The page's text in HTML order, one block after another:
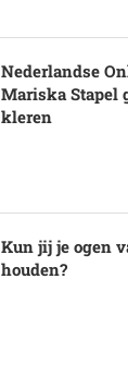
Nederlandse
Mariska Stapel
kleren
Kun jij je ogen
houden?